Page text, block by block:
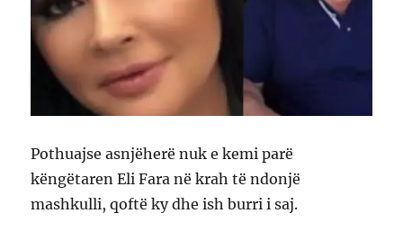
Pothuajse asnjëherë nuk e kemi parë
këngëtaren Eli Fara në krah të ndonjë
mashkulli, qoftë ky dhe ish burri i saj.